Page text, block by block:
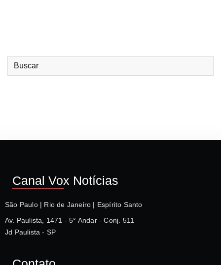
Canal Vox Notícias
São Paulo | Rio de Janeiro | Espírito Santo
Av. Paulista, 1471 - 5° Andar - Conj. 511
Jd Paulista - SP